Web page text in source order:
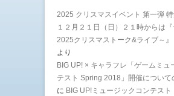
2025 クリスマスイベント 第一弾
１２月２１日（日）２１時からは
2025クリスマストーク&ライブ～
より
BIG UP! × キャラフレ「ゲームミュ
テスト Spring 2018」開催について
に BIG UP!ミュージックコンテスト